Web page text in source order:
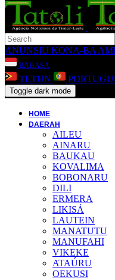
ANUNSIU KONA-BA
BAHASA
TETUN
Toggle dark mode
HOME
DAERAH
AILEU
AINARU
BAUKAU
KOVALIMA
BOBONARU
DILI
ERMERA
LIKISÁ
LAUTEIN
MANATUTU
MANUFAHI
VIKEKE
ATAÚRU
OEKUSI